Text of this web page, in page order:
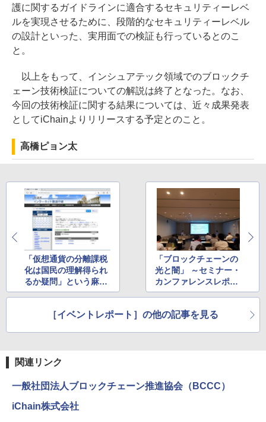
護に関するガイドラインに適合するセキュリティーレベ
ルを実現させるために、段階的なセキュリティーレベル
の設計といった、実用面での検証も行っているとのこ
と。
以上をもって、インシュアテック領域でのブロックチ
ェーン技術検証についての解説は終了となった。なお、
今回の技術検証に関する結果については、近々成果発表
としてiChainよりリリースする予定とのこと。
高橋ピョン太
「仮想通貨の分離課税
化は国民の理解得られ
るか疑問」という麻生
財務相の答弁、藤巻議
内容＆文脈を確認して
「ブロックチェーンの
光と闇」 ～セミナー・
カンファレンスレポー
ト第1回
［イベントレポート］の他の記事を見る
関連リンク
一般社団法人ブロックチェーン推進協会（BCCC）
iChain株式会社